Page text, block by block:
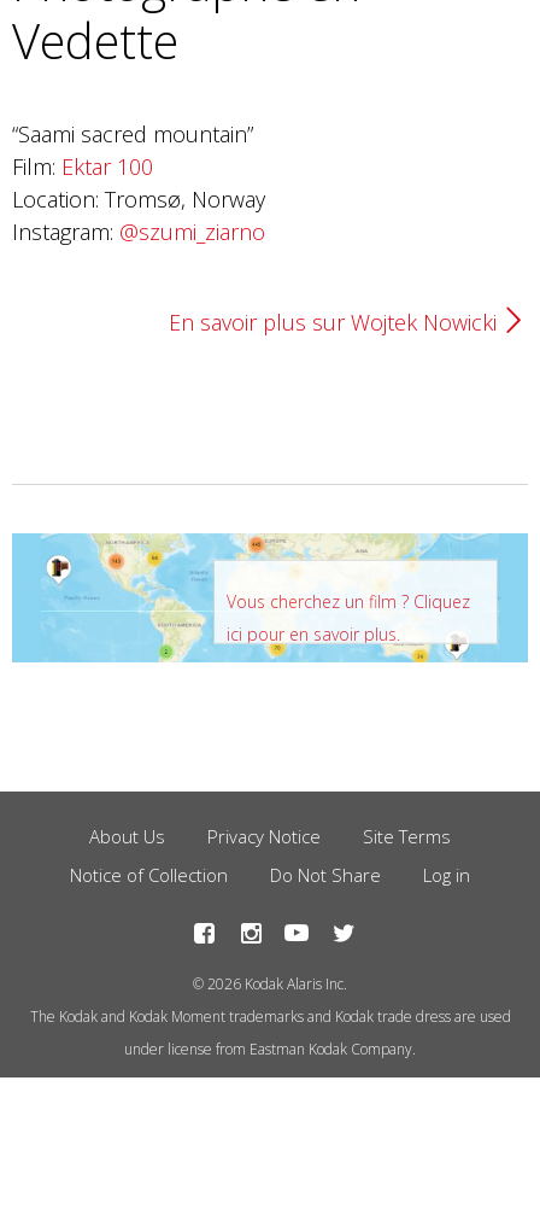
Vedette
“Saami sacred mountain”
Film: Ektar 100
Location: Tromsø, Norway
Instagram: @szumi_ziarno
En savoir plus sur Wojtek Nowicki
Vous cherchez un film ? Cliquez
ici pour en savoir plus.
Footer
Menu
About Us Privacy Notice
Site Terms
Notice of Collection
Do Not Share Log in
© 2026 Kodak Alaris Inc.
The Kodak and Kodak Moment trademarks and Kodak trade dress are used
under license from Eastman Kodak Company.